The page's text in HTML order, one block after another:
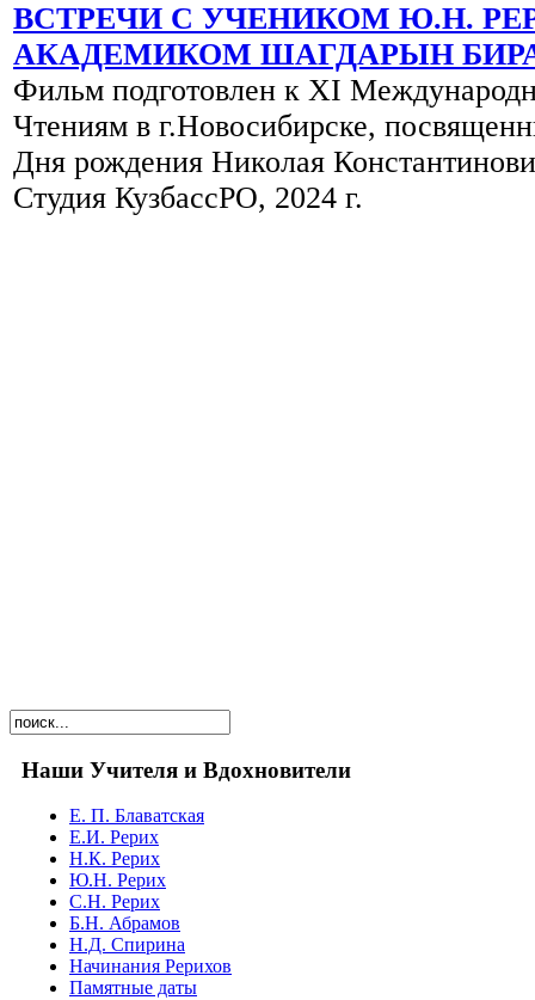
ВСТРЕЧИ С УЧЕНИКОМ Ю.Н.
АКАДЕМИКОМ ШАГДАРЫН
Фильм подготовлен к XI
Чтениям в г.Новосибирске,
Дня рождения Николая
Студия КузбассРО, 2024 г.
Наши Учителя и Вдохновители
Е. П. Блаватская
Е.И. Рерих
Н.К. Рерих
Ю.Н. Рерих
С.Н. Рерих
Б.Н. Абрамов
Н.Д. Спирина
Начинания Рерихов
Памятные даты